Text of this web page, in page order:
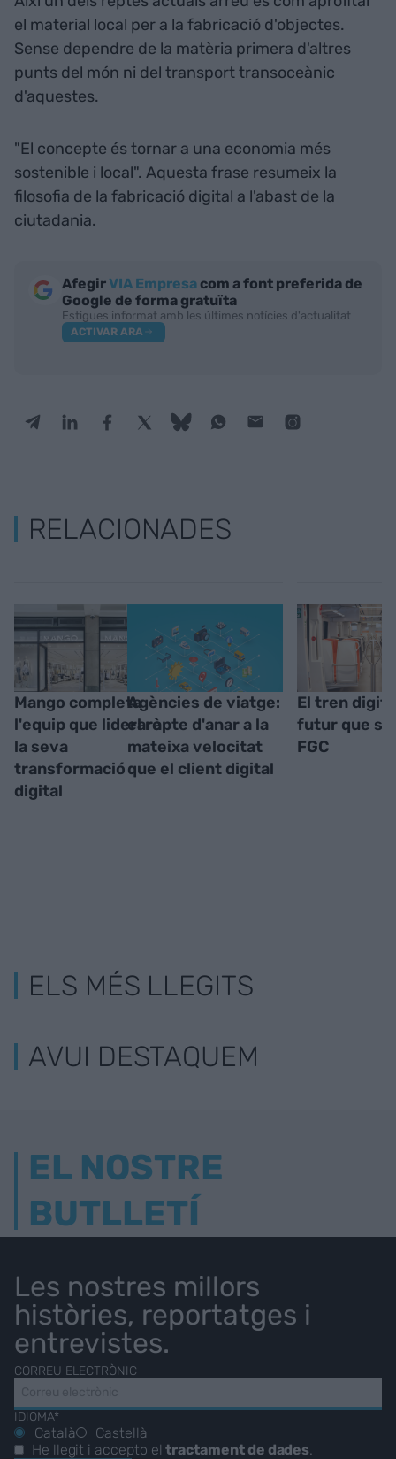
el material local per a la fabricació d'objectes.
Sense dependre de la matèria primera d'altres
punts del món ni del transport transoceànic
d'aquestes.
"El concepte és tornar a una economia més
sostenible i local". Aquesta frase resumeix la
filosofia de la fabricació digital a l'abast de la
ciutadania.
AfegirVIA Empresa com a font preferida de
Google de forma gratuïta
Estigues informat amb les últimes notícies d'actualitat
ACTIVAR ARA
RELACIONADES
Mango completa
l'equip que liderarà
la seva
transformació
digital
Agències de viatge:
el repte d'anar a la
mateixa velocitat
que el client digital
El tren
futur que
FGC
ELS MÉS LLEGITS
AVUI DESTAQUEM
EL NOSTRE
BUTLLETÍ
Les nostres millors
històries, reportatges i
entrevistes.
CORREU ELECTRÒNIC
IDIOMA*
Català
Castellà
He llegit i accepto eltractament de dades.